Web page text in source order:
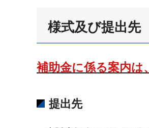
様式及び提出先
補助金に係る案内は
提出先